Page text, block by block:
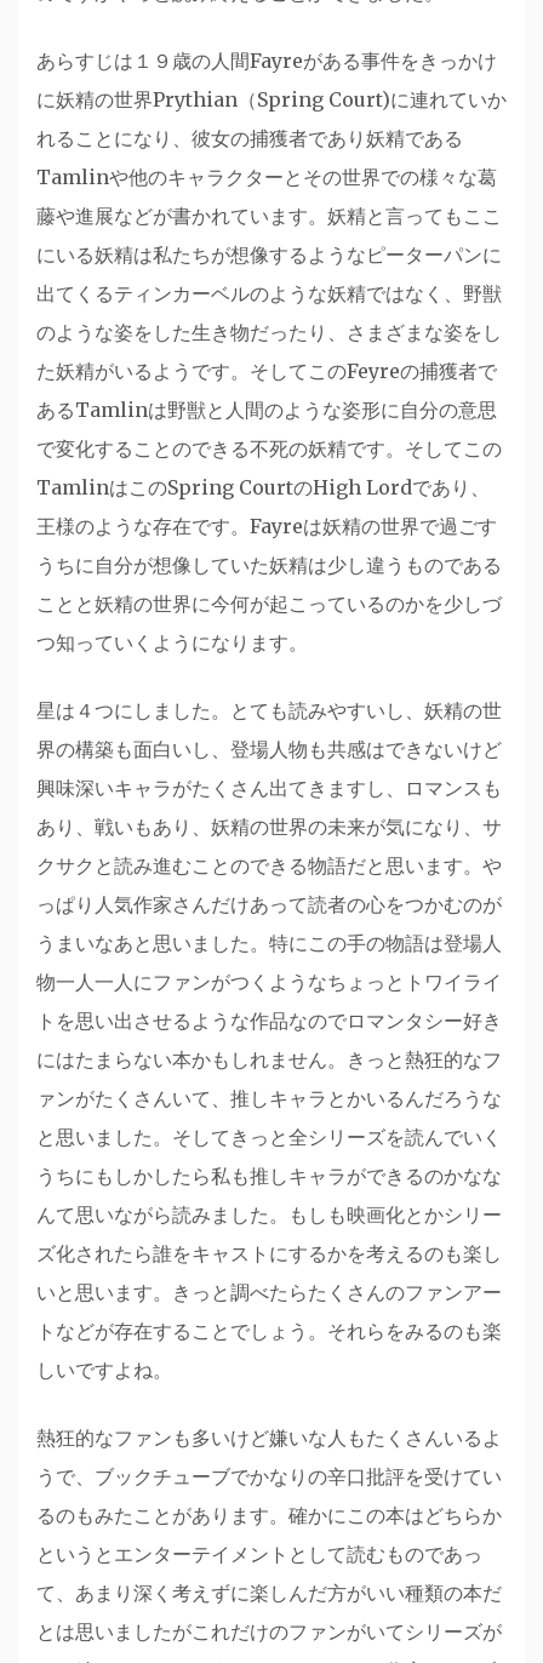
あらすじは１９歳の人間Fayreがある事件をきっかけ
に妖精の世界Prythian（Spring Court)に連れていか
れることになり、彼女の捕獲者であり妖精である
Tamlinや他のキャラクターとその世界での様々な葛
藤や進展などが書かれています。妖精と言ってもここ
にいる妖精は私たちが想像するようなピーターパンに
出てくるティンカーベルのような妖精ではなく、野獣
のような姿をした生き物だったり、さまざまな姿をし
た妖精がいるようです。そしてこのFeyreの捕獲者で
あるTamlinは野獣と人間のような姿形に自分の意思
で変化することのできる不死の妖精です。そしてこの
TamlinはこのSpring CourtのHigh Lordであり、
王様のような存在です。Fayreは妖精の世界で過ごす
うちに自分が想像していた妖精は少し違うものである
ことと妖精の世界に今何が起こっているのかを少しづ
つ知っていくようになります。
星は４つにしました。とても読みやすいし、妖精の世
界の構築も面白いし、登場人物も共感はできないけど
興味深いキャラがたくさん出てきますし、ロマンスも
あり、戦いもあり、妖精の世界の未来が気になり、サ
クサクと読み進むことのできる物語だと思います。や
っぱり人気作家さんだけあって読者の心をつかむのが
うまいなあと思いました。特にこの手の物語は登場人
物一人一人にファンがつくようなちょっとトワイライ
トを思い出させるような作品なのでロマンタシー好き
にはたまらない本かもしれません。きっと熱狂的なフ
ァンがたくさんいて、推しキャラとかいるんだろうな
と思いました。そしてきっと全シリーズを読んでいく
うちにもしかしたら私も推しキャラができるのかなな
んて思いながら読みました。もしも映画化とかシリー
ズ化されたら誰をキャストにするかを考えるのも楽し
いと思います。きっと調べたらたくさんのファンアー
トなどが存在することでしょう。それらをみるのも楽
しいですよね。
熱狂的なファンも多いけど嫌いな人もたくさんいるよ
うで、ブックチューブでかなりの辛口批評を受けてい
るのもみたことがあります。確かにこの本はどちらか
というとエンターテイメントとして読むものであっ
て、あまり深く考えずに楽しんだ方がいい種類の本だ
とは思いましたがこれだけのファンがいてシリーズが